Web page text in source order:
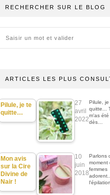
RECHERCHER SUR LE BLOG
ARTICLES LES PLUS
Pilule, je te
quitte…
27
avril
2022
Pilule, je
quitte...
m'as été
dès…
Mon avis
sur la Cire
Divine de
Nair !
10
juin
2018
Parlons
moment
femmes
adorent...